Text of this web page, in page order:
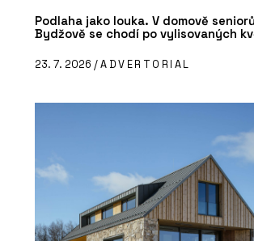
Podlaha jako louka. V domově
Bydžově se chodí po vylisovaných
23. 7. 2026 /ADVERTORIAL